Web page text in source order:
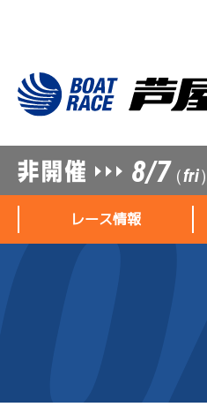
8/7（fri）
レース情報